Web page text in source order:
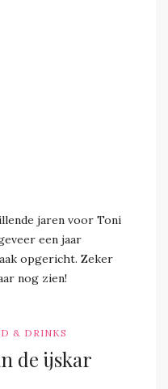
jaren voor Toni
een jaar
opgericht. Zeker
nog zien!
& DRINKS
de ijskar